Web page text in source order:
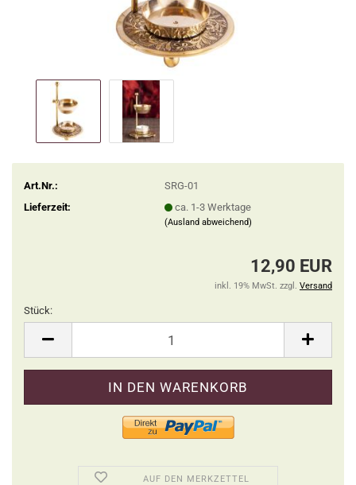
Art.Nr.:
SRG-01
Lieferzeit:
ca. 1-3 Werktage
(Ausland abweichend)
12,90 EUR
inkl. 19% MwSt. zzgl. Versand
Stück:
AUF DEN MERKZETTEL